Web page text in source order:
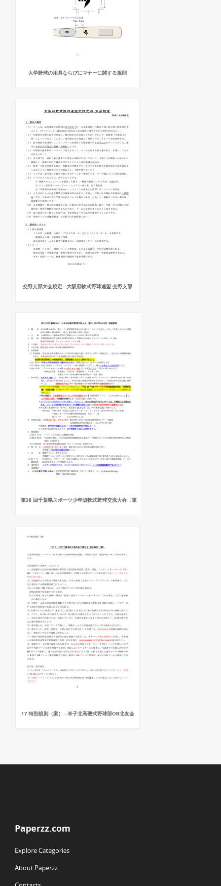
大学野球の用具ならびにマナーに関する規則
交野支部大会規定 - 大阪府軟式野球連盟 交野支部
第38 回千葉県スポーツ少年団軟式野球交流大会〔第
17 特別規則（案） - 米子北高硬式野球部OB北友会
Paperzz.com
Explore Categories
About Paperzz